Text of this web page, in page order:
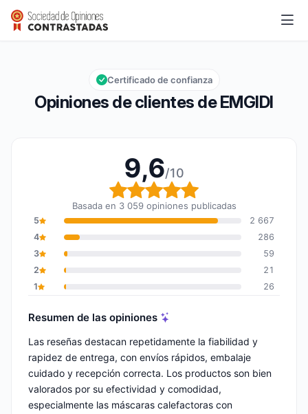
EMGIDI
Calificación global: 9,6 de 10
9,6/10
Opiniones de clientes de EMGIDI
Certificado de confianza
9,6/10
Calificación global: 9,6
Basada en 3 059 opiniones publicadas
5
2 667
4
286
3
59
2
21
1
26
Resumen de las opiniones
Las reseñas destacan repetidamente la fiabilidad y
rapidez de entrega, con envíos rápidos, embalaje
cuidado y recepción correcta. Los productos son bien
valorados por su efectividad y comodidad,
especialmente las máscaras calefactoras con